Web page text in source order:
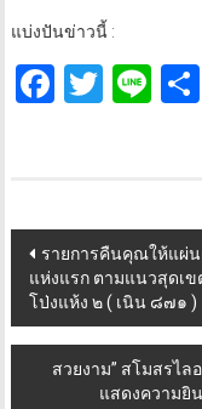
แบ่งปันข่าวนี้ :
Facebook
Twitter
Line
Post
navigation
รายการคืนคุณให้แผ่
แห่งแรก ตามแนวสุดเ
โป่งแห้ง ๒ ( เนิน ๘๗๑ )
สวยงาม” สโมสรไ
แสดงความยิ